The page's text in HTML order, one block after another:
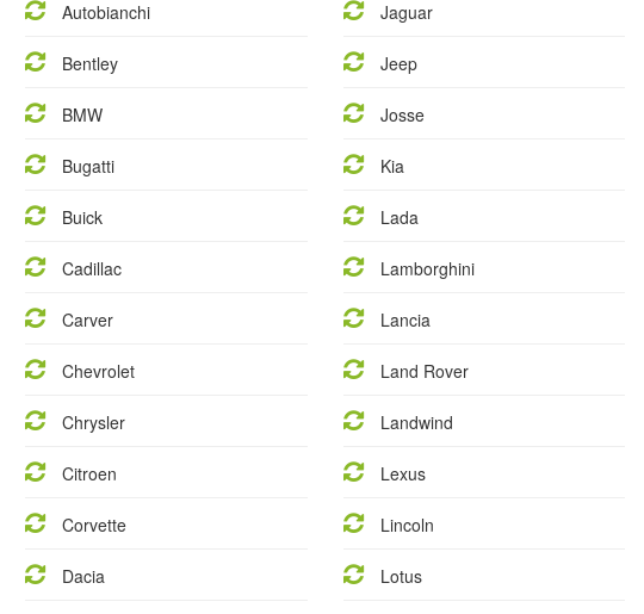
Autobianchi
Bentley
BMW
Bugatti
Buick
Cadillac
Carver
Chevrolet
Chrysler
Citroen
Corvette
Dacia
Jaguar
Jeep
Josse
Kia
Lada
Lamborghini
Lancia
Land Rover
Landwind
Lexus
Lincoln
Lotus